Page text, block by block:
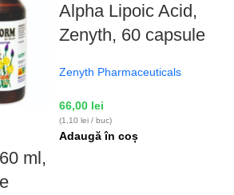
ml,
Alpha Lipoic Acid,
Zenyth, 60 capsule
Zenyth Pharmaceuticals
66,00 lei
(1,10 lei / buc)
Adaugă în coș